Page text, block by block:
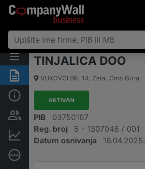
Sažetak
Osobe i vlasništvo
Finansijski podaci
TINJALICA DOO
VUKOVCI BR. 14, Zeta, Crna Gora
AKTIVAN
PIB
03750167
Reg. broj
5 - 1307046 / 001
Datum osnivanja
16.04.2025.